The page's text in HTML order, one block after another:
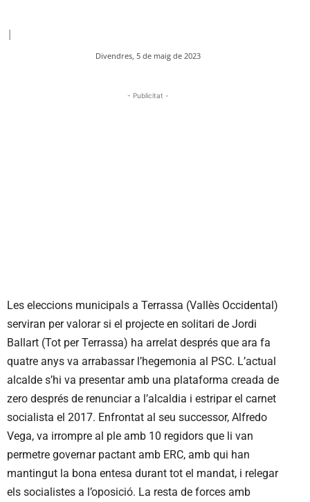
|
Divendres, 5 de maig de 2023
- Publicitat -
Les eleccions municipals a Terrassa (Vallès Occidental)
serviran per valorar si el projecte en solitari de Jordi
Ballart (Tot per Terrassa) ha arrelat després que ara fa
quatre anys va arrabassar l’hegemonia al PSC. L’actual
alcalde s’hi va presentar amb una plataforma creada de
zero després de renunciar a l’alcaldia i estripar el carnet
socialista el 2017. Enfrontat al seu successor, Alfredo
Vega, va irrompre al ple amb 10 regidors que li van
permetre governar pactant amb ERC, amb qui han
mantingut la bona entesa durant tot el mandat, i relegar
els socialistes a l’oposició. La resta de forces amb